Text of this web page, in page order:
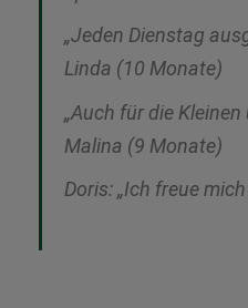
„Jeden Dienstag
Linda (10 Monate)
„Auch für die
Malina (9 Monate)
Doris: „Ich freue